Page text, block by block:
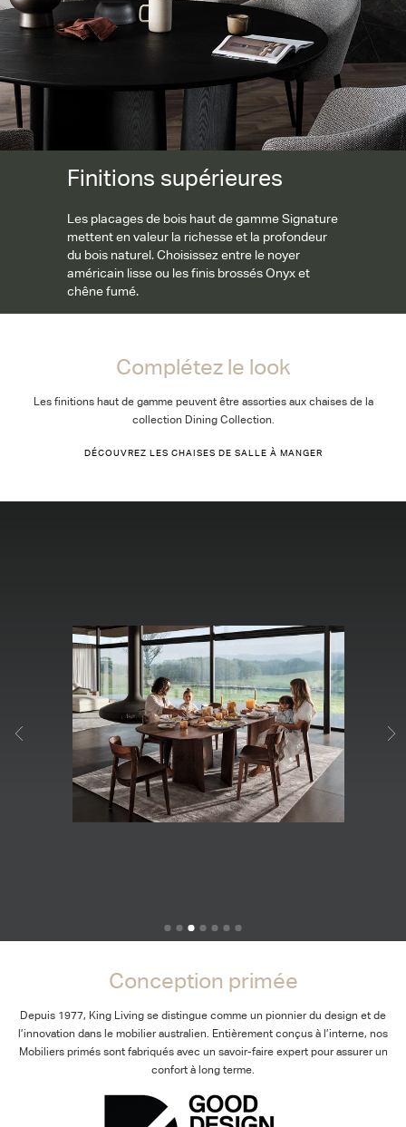
Finitions supérieures
Les placages de bois haut de gamme Signature
mettent en valeur la richesse et la profondeur
du bois naturel. Choisissez entre le noyer
américain lisse ou les finis brossés Onyx et
chêne fumé.
Complétez le look
Les finitions haut de gamme peuvent être assorties aux chaises de la
collection Dining Collection.
DÉCOUVREZ LES CHAISES DE SALLE À MANGER
Conception primée
Depuis 1977, King Living se distingue comme un pionnier du design et de
l’innovation dans le mobilier australien. Entièrement conçus à l’interne, nos
Mobiliers primés sont fabriqués avec un savoir-faire expert pour assurer un
confort à long terme.